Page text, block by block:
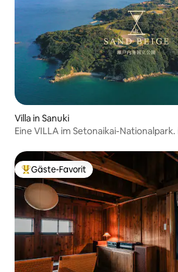
Villa in Sanuki
Eine VILLA im Setonaikai-
Beliebter Gäste-Favorit.
Gäste-Favorit